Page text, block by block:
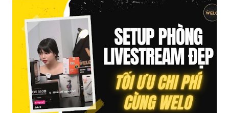
dụng điện thoại xuất hiện các hoạt động phát trực tiếp nội dung
nhạy cảm, có dấu hiệu vi phạm pháp luật. Ngay sau khi tiếp
nhận, đơn vị đã nhanh chóng tổ chức xác minh, thu thập dữ liệu
để làm rõ. Kết quả điều tra ban đầu xác định, Triệu Thị Dung
(sinh năm 1994), trú tại xã Phủ Thông, tỉnh Thái Nguyên, cùng
một số đối tượng khác đã tham gia tổ chức livestream nội dung
đồi trụy nhằm mục đích thu lợi. Các đối tượng liên quan gồm
L.V.D (sinh ...